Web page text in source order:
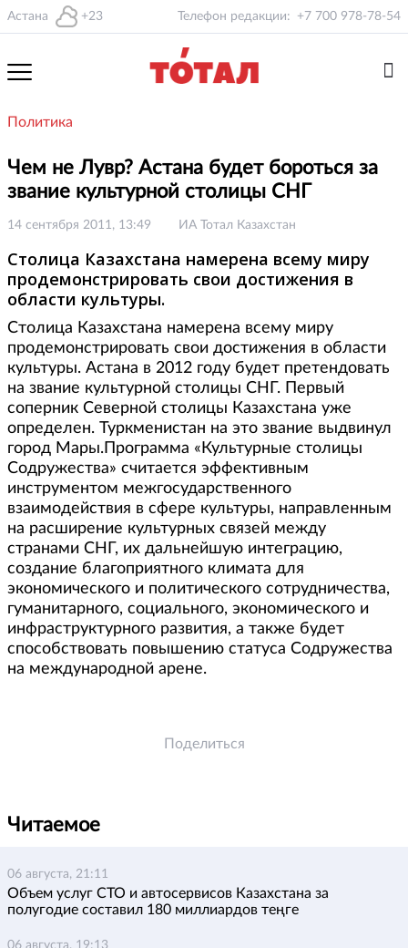
Астана +23 Телефон редакции: +7 700 978-78-54
Политика
Чем не Лувр? Астана будет бороться за
звание культурной столицы СНГ
14 сентября 2011, 13:49 ИА Тотал Казахстан
Столица Казахстана намерена всему миру
продемонстрировать свои достижения в
области культуры.
Столица Казахстана намерена всему миру
продемонстрировать свои достижения в области
культуры. Астана в 2012 году будет претендовать
на звание культурной столицы СНГ. Первый
соперник Северной столицы Казахстана уже
определен. Туркменистан на это звание выдвинул
город Мары.Программа «Культурные столицы
Содружества» считается эффективным
инструментом межгосударственного
взаимодействия в сфере культуры, направленным
на расширение культурных связей между
странами СНГ, их дальнейшую интеграцию,
создание благоприятного климата для
экономического и политического сотрудничества,
гуманитарного, социального, экономического и
инфраструктурного развития, а также будет
способствовать повышению статуса Содружества
на международной арене.
Поделиться
Читаемое
06 августа, 21:11
Объем услуг СТО и автосервисов Казахстана за
полугодие составил 180 миллиардов теңге
06 августа, 19:13